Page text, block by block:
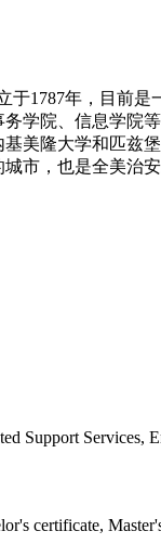
于1787年，目前
学院、信息学院
美隆大学和匹兹
市，也是全美治
Support Services,
certificate,